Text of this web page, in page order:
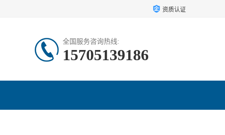
资质认证
全国服务咨询热线:
15705139186